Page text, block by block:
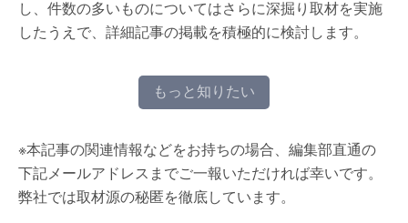
し、件数の多いものについてはさらに深掘り取材を実施
したうえで、詳細記事の掲載を積極的に検討します。
もっと知りたい
※本記事の関連情報などをお持ちの場合、編集部直通の
下記メールアドレスまでご一報いただければ幸いです。
弊社では取材源の秘匿を徹底しています。